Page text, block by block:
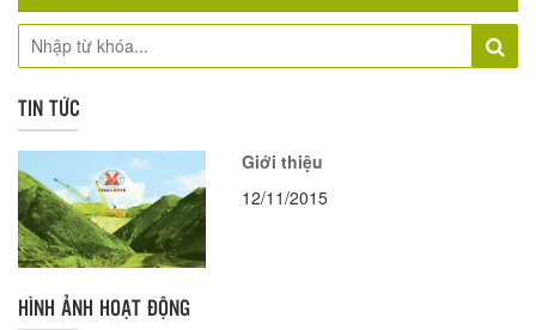
TIN TỨC
Giới thiệu
12/11/2015
HÌNH ẢNH HOẠT ĐỘNG